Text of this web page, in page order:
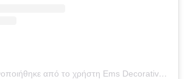
Η δημοσίευση κοινοποιήθηκε από το χρήστη Ems Decorative Finds